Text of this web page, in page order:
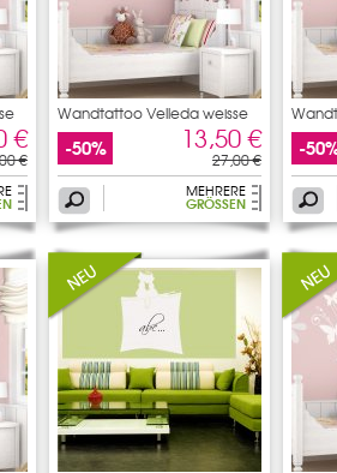
€
€
Wandtattoo Velleda weisse
-50% 13,50 €
27,00 €
MEHRERE
GRÖSSEN
-